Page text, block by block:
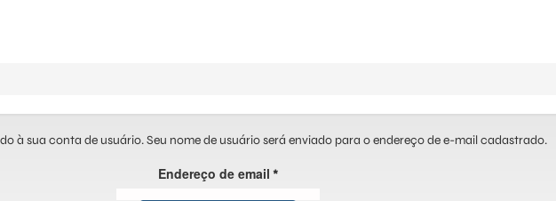
à sua conta de usuário. Seu nome de usuário será enviado para o endereço de e-mail cadastrado.
Endereço de email *